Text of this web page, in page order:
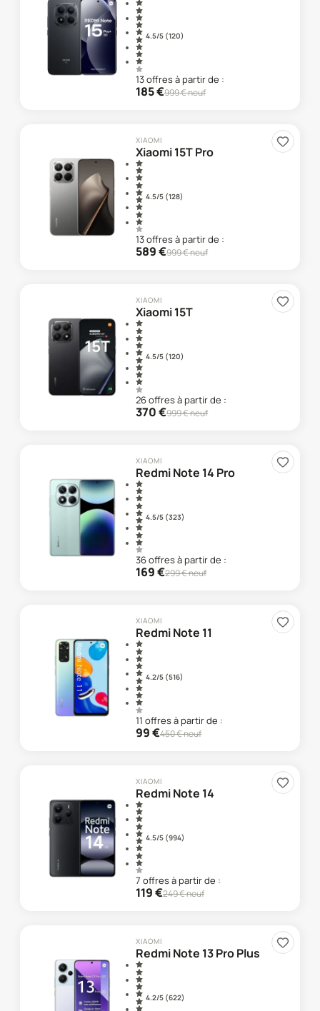
4.5/5 (120)
13offresà partir de :
185€999€ neuf
XIAOMI
Xiaomi 15T Pro
4.5/5 (128)
13offresà partir de :
589€999€ neuf
XIAOMI
Xiaomi 15T
4.5/5 (120)
26offresà partir de :
370€999€ neuf
XIAOMI
Redmi Note 14 Pro
4.5/5 (323)
36offresà partir de :
169€299€ neuf
XIAOMI
Redmi Note 11
4.2/5 (516)
11 offresà partir de :
99€450€ neuf
XIAOMI
Redmi Note 14
4.5/5 (994)
7 offresà partir de :
119€249€ neuf
XIAOMI
Redmi Note 13 Pro Plus
4.2/5 (622)